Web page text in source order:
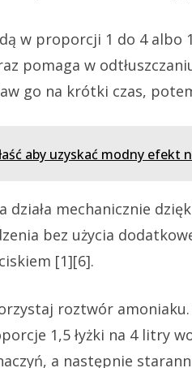
w proporcji 1 do 4 albo
pomaga w
go na krótki czas,
aby uzyskać modny efekt
działa mechanicznie
bez użycia
[1][6].
roztwór
1,5 łyżki na 4 litry
a następnie